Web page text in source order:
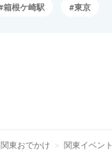
箱根ケ崎駅 東京
関東おでかけ 関東イベント